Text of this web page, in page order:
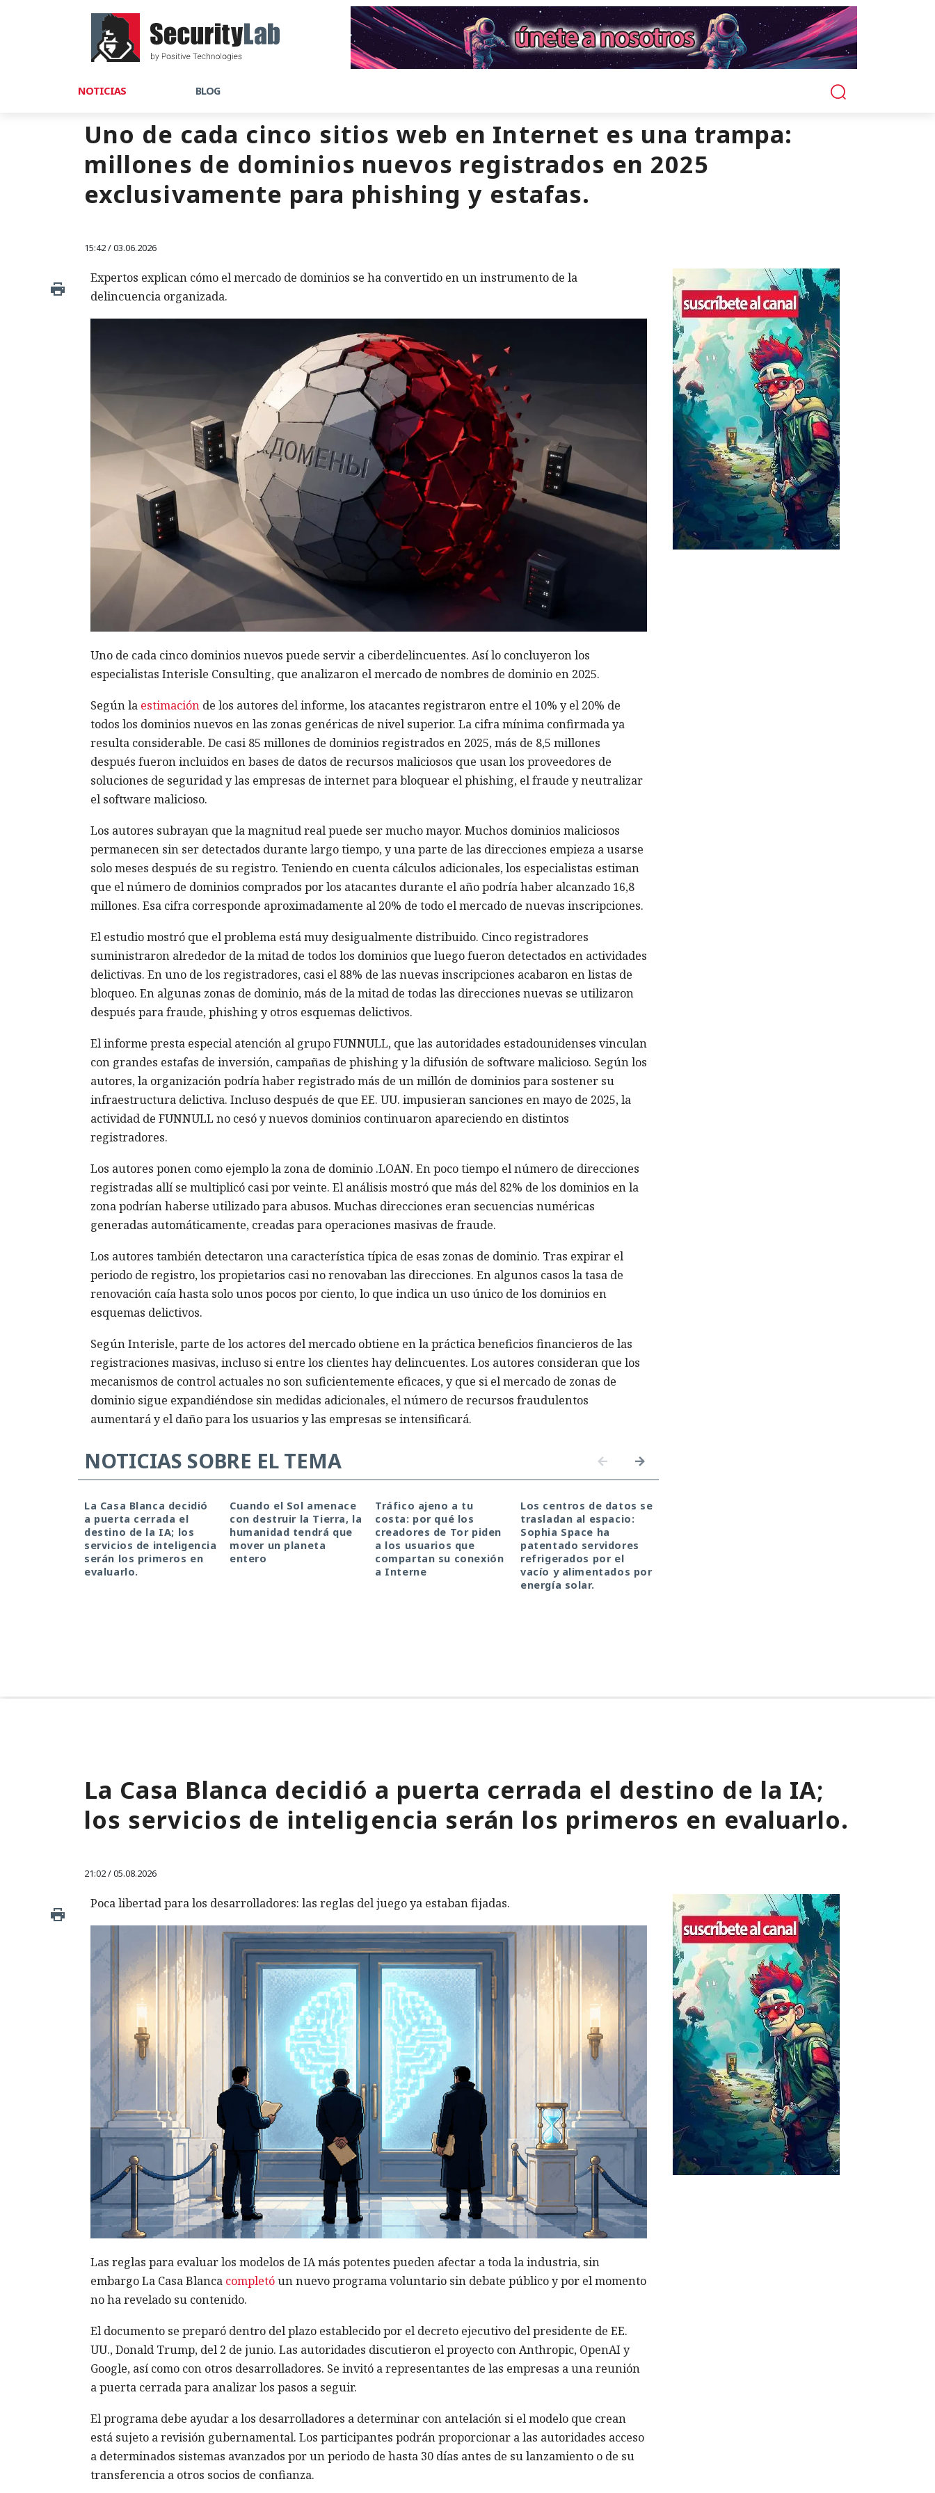
NOTICIAS BLOG
Uno de cada cinco sitios web en Internet es una trampa:
millones de dominios nuevos registrados en 2025
exclusivamente para phishing y estafas.
15:42 / 03.06.2026
Expertos explican cómo el mercado de dominios se ha convertido en un instrumento de la
delincuencia organizada.
Uno de cada cinco dominios nuevos puede servir a ciberdelincuentes. Así lo concluyeron los
especialistas Interisle Consulting, que analizaron el mercado de nombres de dominio en 2025.
Según la estimaciónde los autores del informe, los atacantes registraron entre el 10% y el 20% de
todos los dominios nuevos en las zonas genéricas de nivel superior. La cifra mínima confirmada ya
resulta considerable. De casi 85 millones de dominios registrados en 2025, más de 8,5 millones
después fueron incluidos en bases de datos de recursos maliciosos que usan los proveedores de
soluciones de seguridad y las empresas de internet para bloquear el phishing, el fraude y neutralizar
el software malicioso.
Los autores subrayan que la magnitud real puede ser mucho mayor. Muchos dominios maliciosos
permanecen sin ser detectados durante largo tiempo, y una parte de las direcciones empieza a usarse
solo meses después de su registro. Teniendo en cuenta cálculos adicionales, los especialistas estiman
que el número de dominios comprados por los atacantes durante el año podría haber alcanzado 16,8
millones. Esa cifra corresponde aproximadamente al 20% de todo el mercado de nuevas inscripciones.
El estudio mostró que el problema está muy desigualmente distribuido. Cinco registradores
suministraron alrededor de la mitad de todos los dominios que luego fueron detectados en actividades
delictivas. En uno de los registradores, casi el 88% de las nuevas inscripciones acabaron en listas de
bloqueo. En algunas zonas de dominio, más de la mitad de todas las direcciones nuevas se utilizaron
después para fraude, phishing y otros esquemas delictivos.
El informe presta especial atención al grupo FUNNULL, que las autoridades estadounidenses vinculan
con grandes estafas de inversión, campañas de phishing y la difusión de software malicioso. Según los
autores, la organización podría haber registrado más de un millón de dominios para sostener su
infraestructura delictiva. Incluso después de que EE. UU. impusieran sanciones en mayo de 2025, la
actividad de FUNNULL no cesó y nuevos dominios continuaron apareciendo en distintos
registradores.
Los autores ponen como ejemplo la zona de dominio .LOAN. En poco tiempo el número de direcciones
registradas allí se multiplicó casi por veinte. El análisis mostró que más del 82% de los dominios en la
zona podrían haberse utilizado para abusos. Muchas direcciones eran secuencias numéricas
generadas automáticamente, creadas para operaciones masivas de fraude.
Los autores también detectaron una característica típica de esas zonas de dominio. Tras expirar el
periodo de registro, los propietarios casi no renovaban las direcciones. En algunos casos la tasa de
renovación caía hasta solo unos pocos por ciento, lo que indica un uso único de los dominios en
esquemas delictivos.
Según Interisle, parte de los actores del mercado obtiene en la práctica beneficios financieros de las
registraciones masivas, incluso si entre los clientes hay delincuentes. Los autores consideran que los
mecanismos de control actuales no son suficientemente eficaces, y que si el mercado de zonas de
dominio sigue expandiéndose sin medidas adicionales, el número de recursos fraudulentos
aumentará y el daño para los usuarios y las empresas se intensificará.
NOTICIAS SOBRE EL TEMA
La Casa Blanca decidió
a puerta cerrada el
destino de la IA; los
servicios de inteligencia
serán los primeros en
evaluarlo.
Cuando el Sol amenace
con destruir la Tierra, la
humanidad tendrá que
mover un planeta
entero
Tráfico ajeno a tu
costa: por qué los
creadores de Tor piden
a los usuarios que
compartan su conexión
a Interne
Los centros de datos se
trasladan al espacio:
Sophia Space ha
patentado servidores
refrigerados por el
vacío y alimentados por
energía solar.
La Casa Blanca decidió a puerta cerrada el destino de la IA;
los servicios de inteligencia serán los primeros en evaluarlo.
21:02 / 05.08.2026
Poca libertad para los desarrolladores: las reglas del juego ya estaban fijadas.
Las reglas para evaluar los modelos de IA más potentes pueden afectar a toda la industria, sin
embargo La Casa Blanca completóun nuevo programa voluntario sin debate público y por el momento
no ha revelado su contenido.
El documento se preparó dentro del plazo establecido por el decreto ejecutivo del presidente de EE.
UU., Donald Trump, del 2 de junio. Las autoridades discutieron el proyecto con Anthropic, OpenAI y
Google, así como con otros desarrolladores. Se invitó a representantes de las empresas a una reunión
a puerta cerrada para analizar los pasos a seguir.
El programa debe ayudar a los desarrolladores a determinar con antelación si el modelo que crean
está sujeto a revisión gubernamental. Los participantes podrán proporcionar a las autoridades acceso
a determinados sistemas avanzados por un periodo de hasta 30 días antes de su lanzamiento o de su
transferencia a otros socios de confianza.